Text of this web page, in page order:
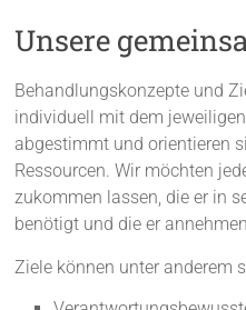
Unsere
Behandlungskonzepte und
individuell mit dem
abgestimmt und orientieren
Ressourcen. Wir möchten
zukommen lassen, die er in
benötigt und die er
Ziele können unter anderem